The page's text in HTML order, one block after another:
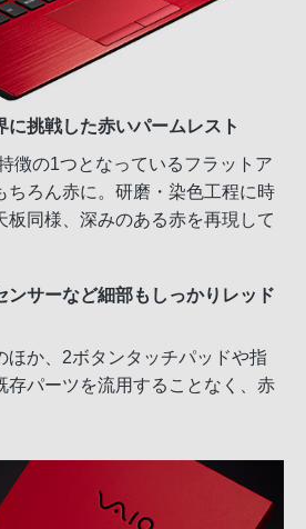
に挑戦した赤いパームレスト
徴の1つとなっているフラットア
ちろん赤に。研磨・染色工程に時
板同様、深みのある赤を再現して
ンサーなど細部もしっかりレッド
ほか、2ボタンタッチパッドや指
存パーツを流用することなく、赤